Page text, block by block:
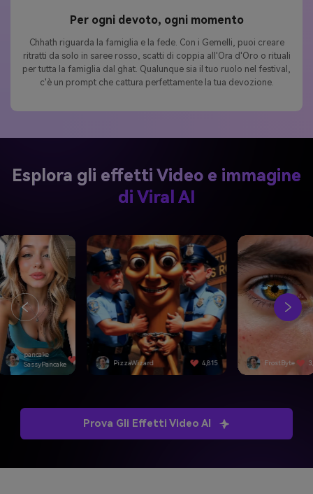
Per ogni devoto, ogni momento
Chhath riguarda la famiglia e la fede. Con i Gemelli, puoi creare
ritratti da solo in saree rosso, scatti di coppia all'Ora d'Oro o rituali
per tutta la famiglia dal ghat. Qualunque sia il tuo ruolo nel festival,
c'è un prompt che cattura perfettamente la tua devozione.
Esplora gli effetti Video e immagine
di Viral AI
4,815 FrostByte 3,092 SwiftEdge
Prova Gli Effetti Video AI